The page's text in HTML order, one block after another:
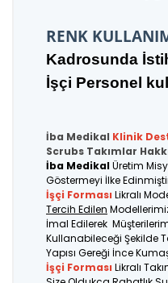
RENK
Kadrosunda
İşçi Personel
İba Medikal Klinik
Scrubs Takımlar
İba MedikalÜretim
Göstermeyi İlke
İşçi Forması Likralı
Tercih Edilen
İmal Edilerek
Kullanabileceği Şekilde
Yapısı Gereği İnce
İşçi Forması Likralı